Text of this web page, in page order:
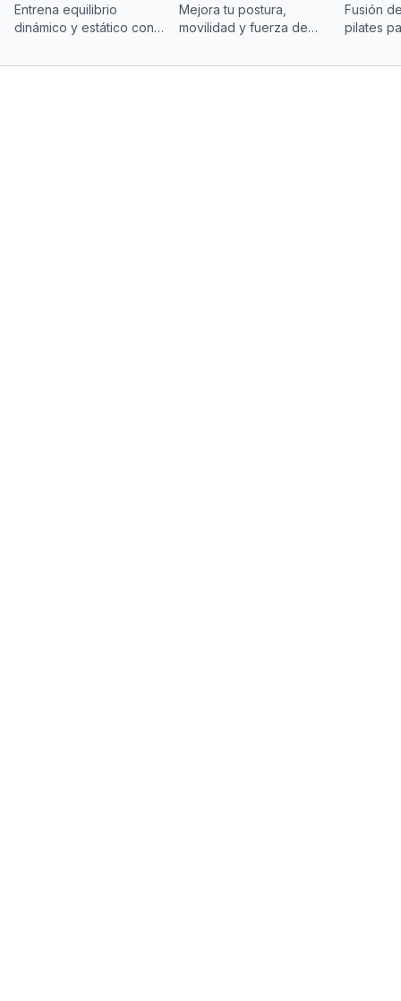
Entrena equilibrio
dinámico y estático con
fortaleciendo tobillos, pies
Mejora tu postura,
movilidad y fuerza de
combinada de barre y
Fusión
pilates